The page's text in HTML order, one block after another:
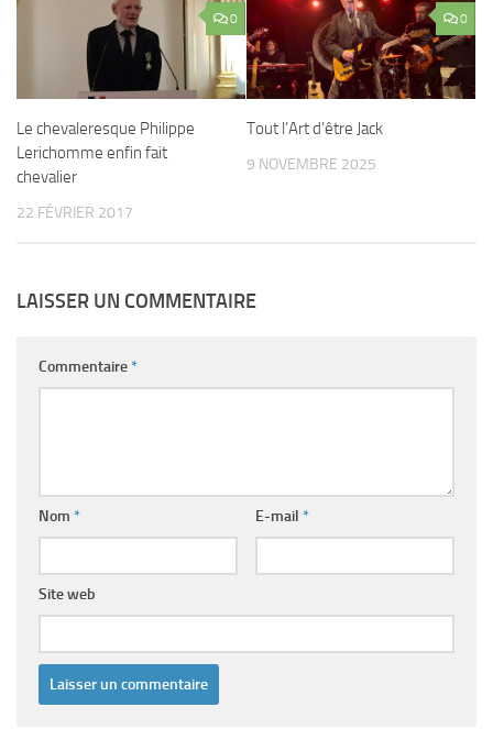
0
Le chevaleresque Philippe
Lerichomme enfin fait
chevalier
22 FÉVRIER 2017
0
Tout l’Art d’être Jack
9 NOVEMBRE 2025
LAISSER UN COMMENTAIRE
Commentaire*
Nom * E-mail *
Site web